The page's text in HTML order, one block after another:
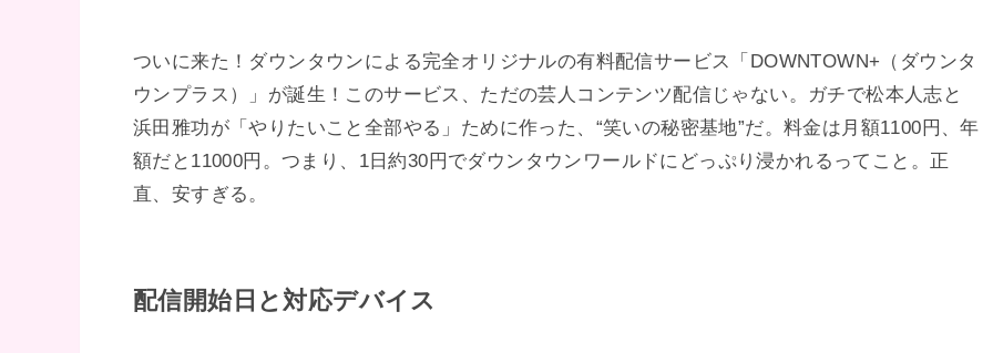
ついに来た！ダウンタウンによる完全オリジナルの有料配信サービス「DOWNTOWN+（ダウンタ
ウンプラス）」が誕生！このサービス、ただの芸人コンテンツ配信じゃない。ガチで松本人志と
浜田雅功が「やりたいこと全部やる」ために作った、“笑いの秘密基地”だ。料金は月額1100円、年
額だと11000円。つまり、1日約30円でダウンタウンワールドにどっぷり浸かれるってこと。正
直、安すぎる。
配信開始日と対応デバイス